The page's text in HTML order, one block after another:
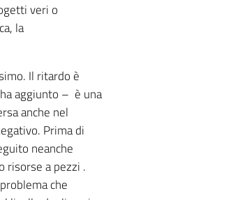
veri o
la
Il ritardo è
aggiunto – è una
anche nel
Prima di
neanche
risorse a pezzi .
che